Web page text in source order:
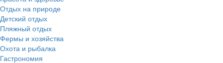
Отдых на природе
Детский отдых
Пляжный отдых
Фермы и хозяйства
Охота и рыбалка
Гастрономия